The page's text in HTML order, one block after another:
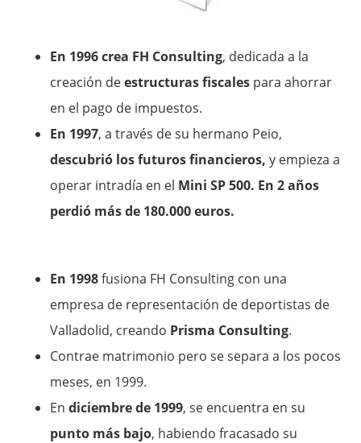
En 1996 crea FH Consulting, dedicada a la
creación deestructuras fiscales para ahorrar
en el pago de impuestos.
En 1997, a través de su hermano Peio,
descubrió los futuros financieros,y empieza a
operar intradía en el Mini SP 500. En 2 años
perdió más de 180.000 euros.
En 1998fusiona FH Consulting con una
empresa de representación de deportistas de
Valladolid, creando Prisma Consulting.
Contrae matrimonio pero se separa a los pocos
meses, en 1999.
Endiciembre de 1999, se encuentra en su
punto más bajo, habiendo fracasado su